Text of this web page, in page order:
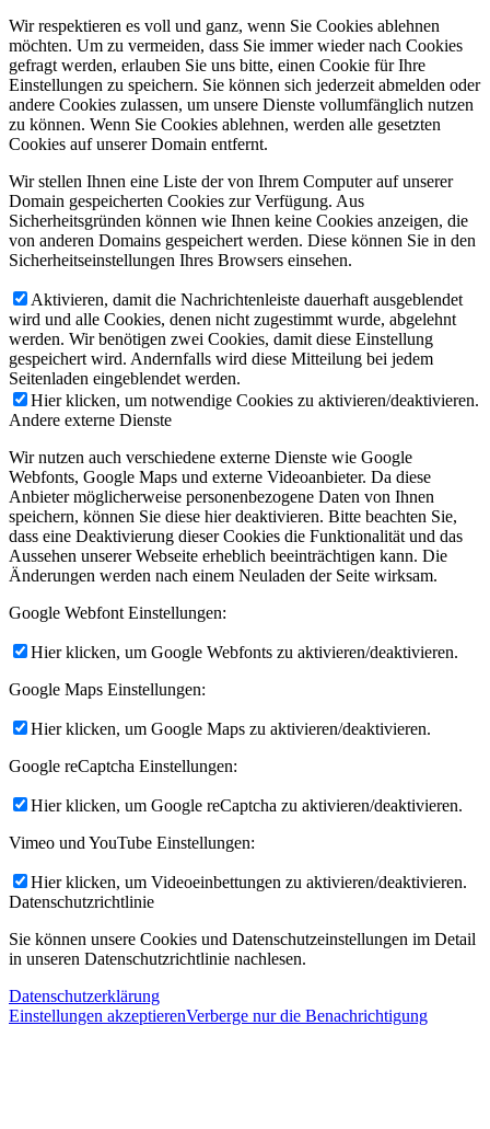
Wir respektieren es voll und ganz, wenn Sie Cookies ablehnen
möchten. Um zu vermeiden, dass Sie immer wieder nach Cookies
gefragt werden, erlauben Sie uns bitte, einen Cookie für Ihre
Einstellungen zu speichern. Sie können sich jederzeit abmelden oder
andere Cookies zulassen, um unsere Dienste vollumfänglich nutzen
zu können. Wenn Sie Cookies ablehnen, werden alle gesetzten
Cookies auf unserer Domain entfernt.
Wir stellen Ihnen eine Liste der von Ihrem Computer auf unserer
Domain gespeicherten Cookies zur Verfügung. Aus
Sicherheitsgründen können wie Ihnen keine Cookies anzeigen, die
von anderen Domains gespeichert werden. Diese können Sie in den
Sicherheitseinstellungen Ihres Browsers einsehen.
Aktivieren, damit die Nachrichtenleiste dauerhaft ausgeblendet
wird und alle Cookies, denen nicht zugestimmt wurde, abgelehnt
werden. Wir benötigen zwei Cookies, damit diese Einstellung
gespeichert wird. Andernfalls wird diese Mitteilung bei jedem
Seitenladen eingeblendet werden.
Hier klicken, um notwendige Cookies zu aktivieren/deaktivieren.
Andere externe Dienste
Wir nutzen auch verschiedene externe Dienste wie Google
Webfonts, Google Maps und externe Videoanbieter. Da diese
Anbieter möglicherweise personenbezogene Daten von Ihnen
speichern, können Sie diese hier deaktivieren. Bitte beachten Sie,
dass eine Deaktivierung dieser Cookies die Funktionalität und das
Aussehen unserer Webseite erheblich beeinträchtigen kann. Die
Änderungen werden nach einem Neuladen der Seite wirksam.
Google Webfont Einstellungen:
Hier klicken, um Google Webfonts zu aktivieren/deaktivieren.
Google Maps Einstellungen:
Hier klicken, um Google Maps zu aktivieren/deaktivieren.
Google reCaptcha Einstellungen:
Hier klicken, um Google reCaptcha zu aktivieren/deaktivieren.
Vimeo und YouTube Einstellungen:
Hier klicken, um Videoeinbettungen zu aktivieren/deaktivieren.
Datenschutzrichtlinie
Sie können unsere Cookies und Datenschutzeinstellungen im Detail
in unseren Datenschutzrichtlinie nachlesen.
Datenschutzerklärung
Einstellungen akzeptierenVerberge nur die Benachrichtigung